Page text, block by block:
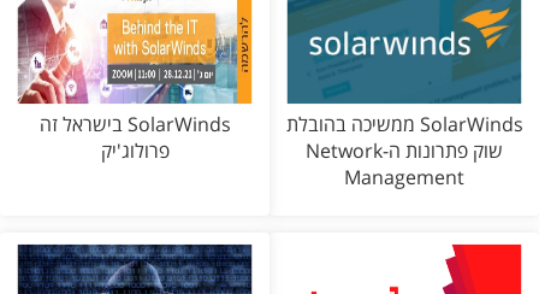
SolarWinds ממשיכה בהובלת
שוק פתרונות ה-Network
Management
SolarWinds בישראל זה
פרולוג'יק